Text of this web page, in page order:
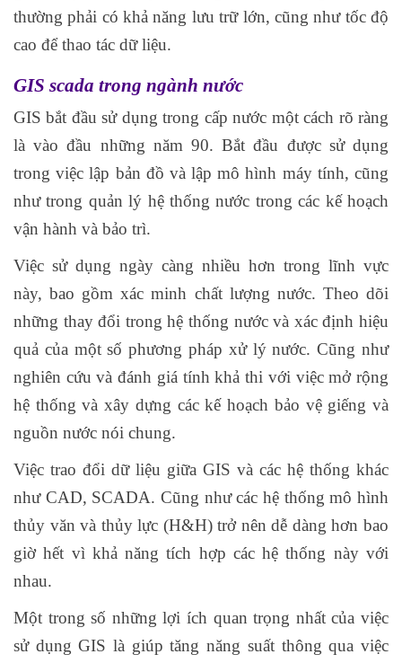
thường phải có khả năng lưu trữ lớn, cũng như tốc độ
cao để thao tác dữ liệu.
GIS scada trong ngành nước
GIS bắt đầu sử dụng trong cấp nước một cách rõ ràng
là vào đầu những năm 90. Bắt đầu được sử dụng
trong việc lập bản đồ và lập mô hình máy tính, cũng
như trong quản lý hệ thống nước trong các kế hoạch
vận hành và bảo trì.
Việc sử dụng ngày càng nhiều hơn trong lĩnh vực
này, bao gồm xác minh chất lượng nước. Theo dõi
những thay đổi trong hệ thống nước và xác định hiệu
quả của một số phương pháp xử lý nước. Cũng như
nghiên cứu và đánh giá tính khả thi với việc mở rộng
hệ thống và xây dựng các kế hoạch bảo vệ giếng và
nguồn nước nói chung.
Việc trao đổi dữ liệu giữa GIS và các hệ thống khác
như CAD, SCADA. Cũng như các hệ thống mô hình
thủy văn và thủy lực (H&H) trở nên dễ dàng hơn bao
giờ hết vì khả năng tích hợp các hệ thống này với
nhau.
Một trong số những lợi ích quan trọng nhất của việc
sử dụng GIS là giúp tăng năng suất thông qua việc